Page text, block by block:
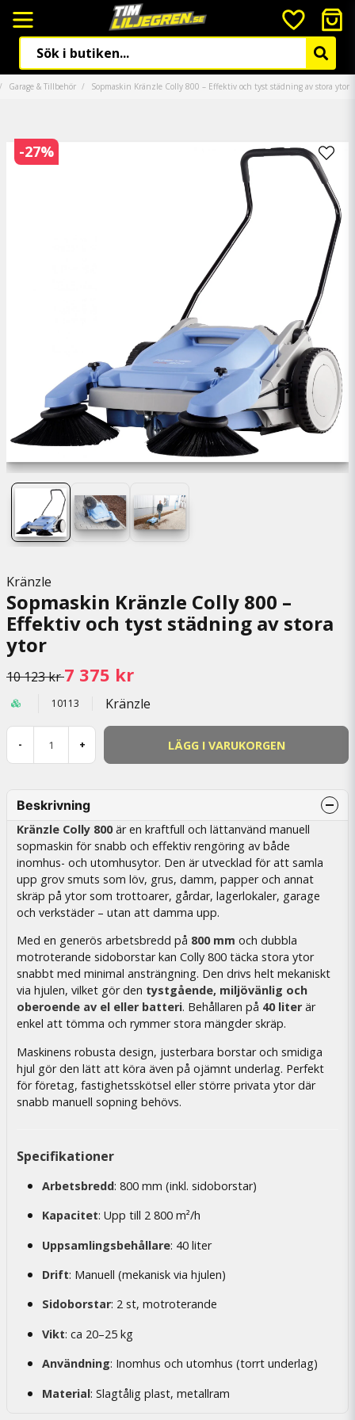
Garage & Tillbehör Sopmaskin Kränzle Colly 800 – Effektiv och tyst städning av stora ytor
-27%
Kränzle
Sopmaskin Kränzle Colly 800 –
Effektiv och tyst städning av stora
ytor
10 123 kr7 375 kr
10113 Kränzle
- + LÄGG I VARUKORGEN
Beskrivning
Kränzle Colly 800är en kraftfull och lättanvänd manuell
sopmaskin för snabb och effektiv rengöring av både
inomhus- och utomhusytor. Den är utvecklad för att samla
upp grov smuts som löv, grus, damm, papper och annat
skräp på ytor som trottoarer, gårdar, lagerlokaler, garage
och verkstäder – utan att damma upp.
Med en generös arbetsbredd på 800 mm och dubbla
motroterande sidoborstar kan Colly 800 täcka stora ytor
snabbt med minimal ansträngning. Den drivs helt mekaniskt
via hjulen, vilket gör den tystgående, miljövänlig och
oberoende av el eller batteri. Behållaren på 40 liter är
enkel att tömma och rymmer stora mängder skräp.
Maskinens robusta design, justerbara borstar och smidiga
hjul gör den lätt att köra även på ojämnt underlag. Perfekt
för företag, fastighetsskötsel eller större privata ytor där
snabb manuell sopning behövs.
Specifikationer
Arbetsbredd: 800 mm (inkl. sidoborstar)
Kapacitet: Upp till 2 800 m²/h
Uppsamlingsbehållare: 40 liter
Drift: Manuell (mekanisk via hjulen)
Sidoborstar: 2 st, motroterande
Vikt: ca 20–25 kg
Användning: Inomhus och utomhus (torrt underlag)
Material: Slagtålig plast, metallram